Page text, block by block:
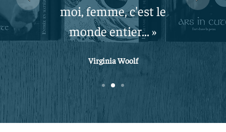
moi, femme, c'est le
monde entier... »
Virginia Woolf